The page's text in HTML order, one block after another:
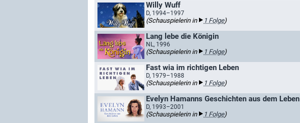
Willy Wuff
D, 1994–1997
(Schauspielerin in 1 Folge)
Lang lebe die Königin
NL, 1996
(Schauspielerin in 1 Folge)
Fast wia im richtigen Leben
D, 1979–1988
(Schauspielerin in 1 Folge)
Evelyn Hamanns Geschichten aus dem Leben
D, 1993–2001
(Schauspielerin in 1 Folge)